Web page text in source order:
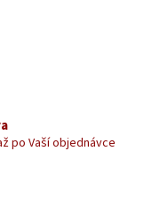
po Vaší objednávce